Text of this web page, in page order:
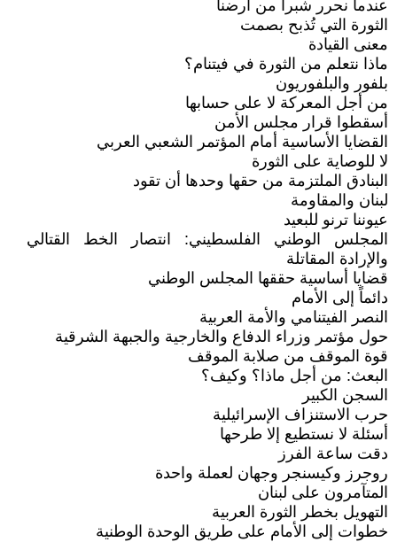
عندما نحرر شبراً من أرضنا
الثورة التي تُذبح بصمت
معنى القيادة
ماذا نتعلم من الثورة في فيتنام؟
بلفور والبلفوريون
من أجل المعركة لا على حسابها
أسقطوا قرار مجلس الأمن
القضايا الأساسية أمام المؤتمر الشعبي العربي
لا للوصاية على الثورة
البنادق الملتزمة من حقها وحدها أن تقود
لبنان والمقاومة
عيوننا ترنو للبعيد
المجلس الوطني الفلسطيني: انتصار الخط القتالي
والإرادة المقاتلة
قضايا أساسية حققها المجلس الوطني
دائماً إلى الأمام
النصر الفيتنامي والأمة العربية
حول مؤتمر وزراء الدفاع والخارجية والجبهة الشرقية
قوة الموقف من صلابة الموقف
البعث: من أجل ماذا؟ وكيف؟
السجن الكبير
حرب الاستنزاف الإسرائيلية
أسئلة لا نستطيع إلا طرحها
دقت ساعة الفرز
روجرز وكيسنجر وجهان لعملة واحدة
المتآمرون على لبنان
التهويل بخطر الثورة العربية
خطوات إلى الأمام على طريق الوحدة الوطنية